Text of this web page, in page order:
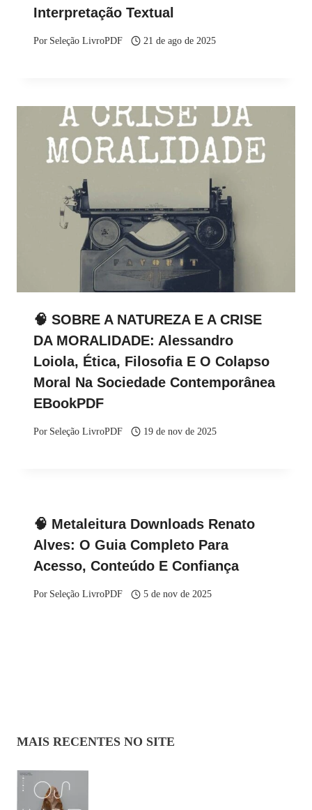
Interpretação Textual
Por Seleção LivroPDF 21 de ago de 2025
🧠 SOBRE A NATUREZA E A CRISE
DA MORALIDADE: Alessandro
Loiola, Ética, Filosofia E O Colapso
Moral Na Sociedade Contemporânea
EBookPDF
Por Seleção LivroPDF 19 de nov de 2025
🧠 Metaleitura Downloads Renato
Alves: O Guia Completo Para
Acesso, Conteúdo E Confiança
Por Seleção LivroPDF 5 de nov de 2025
MAIS RECENTES NO SITE